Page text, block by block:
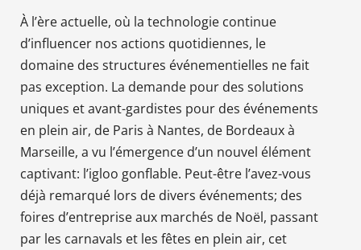
À l’ère actuelle, où la technologie continue
d’influencer nos actions quotidiennes, le
domaine des structures événementielles ne fait
pas exception. La demande pour des solutions
uniques et avant-gardistes pour des événements
en plein air, de Paris à Nantes, de Bordeaux à
Marseille, a vu l’émergence d’un nouvel élément
captivant: l’igloo gonflable. Peut-être l’avez-vous
déjà remarqué lors de divers événements; des
foires d’entreprise aux marchés de Noël, passant
par les carnavals et les fêtes en plein air, cet